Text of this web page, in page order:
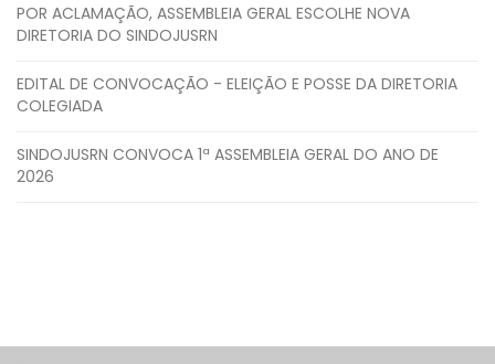
POR ACLAMAÇÃO, ASSEMBLEIA GERAL ESCOLHE NOVA
DIRETORIA DO SINDOJUSRN
EDITAL DE CONVOCAÇÃO - ELEIÇÃO E POSSE DA DIRETORIA
COLEGIADA
SINDOJUSRN CONVOCA 1ª ASSEMBLEIA GERAL DO ANO DE
2026